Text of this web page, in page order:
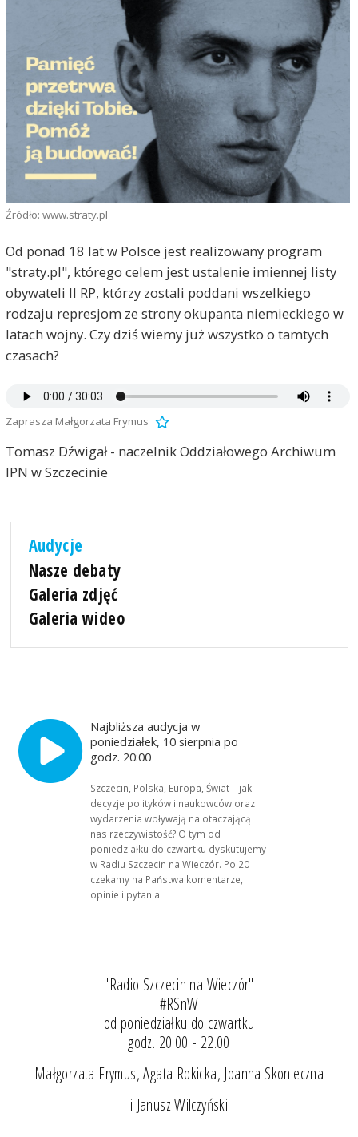
Źródło: www.straty.pl
Od ponad 18 lat w Polsce jest realizowany program
"straty.pl", którego celem jest ustalenie imiennej listy
obywateli II RP, którzy zostali poddani wszelkiego
rodzaju represjom ze strony okupanta niemieckiego w
latach wojny. Czy dziś wiemy już wszystko o tamtych
czasach?
Zaprasza Małgorzata Frymus
Tomasz Dźwigał - naczelnik Oddziałowego Archiwum
IPN w Szczecinie
Audycje
Nasze debaty
Galeria zdjęć
Galeria wideo
Najbliższa audycja w
poniedziałek, 10 sierpnia po
godz. 20:00
Szczecin, Polska, Europa, Świat – jak
decyzje polityków i naukowców oraz
wydarzenia wpływają na otaczającą
nas rzeczywistość? O tym od
poniedziałku do czwartku dyskutujemy
w Radiu Szczecin na Wieczór. Po 20
czekamy na Państwa komentarze,
opinie i pytania.
"Radio Szczecin na Wieczór"
#RSnW
od poniedziałku do czwartku
godz. 20.00 - 22.00
Małgorzata Frymus, Agata Rokicka, Joanna Skonieczna
i Janusz Wilczyński